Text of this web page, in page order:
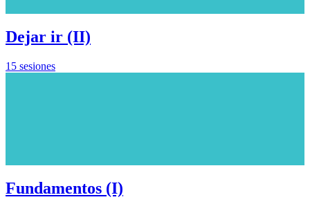
Dejar ir (II)
15 sesiones
Fundamentos (I)